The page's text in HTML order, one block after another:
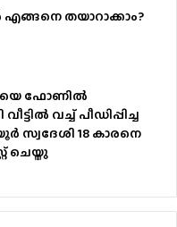
തയാറാക്കാം?
ഫോണിൽ
വച്ച് പീഡിപ്പിച്ച
സ്വദേശി 18 കാരനെ
ചെയ്തു